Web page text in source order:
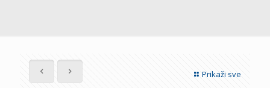
Prikaži sve